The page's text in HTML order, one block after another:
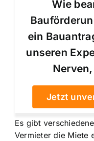
Wie
ein
unseren
Jetzt
Es gibt
Vermieter die Miete